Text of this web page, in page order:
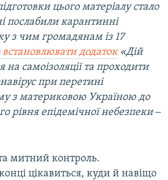
цього матеріалу стало
послабили карантинні
з чим громадянам із 17
встановлювати додаток«Дій
самоізоляції та проходити
при перетині
з материковою Україною до
рівня епідемічної небезпеки ‒
митний контроль.
цікавиться, куди й навіщо